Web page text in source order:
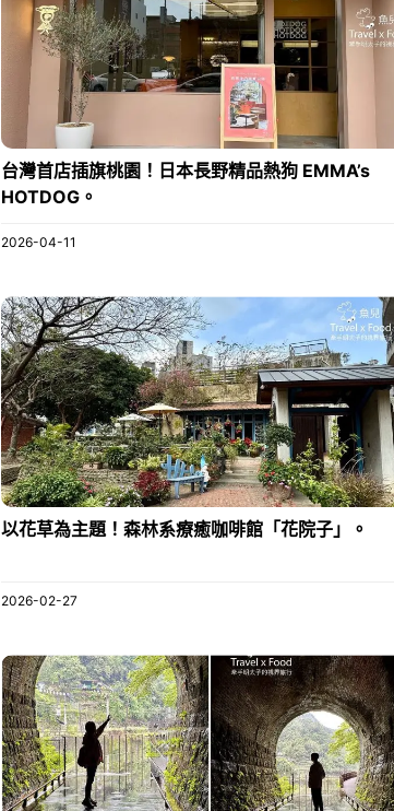
台灣首店插旗桃園！日本長野精品熱狗 EMMA’s
HOTDOG。
2026-04-11
以花草為主題！森林系療癒咖啡館「花院子」。
2026-02-27